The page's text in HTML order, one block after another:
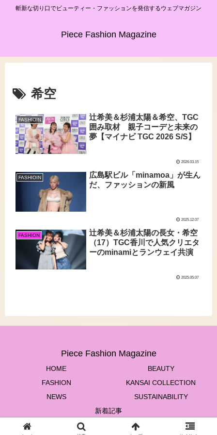
斬新な切り口でビューティー・ファッションを発信するウェブマガジン
Piece Fashion Magazine
希空
FASHIOIN
辻希美＆杉浦太陽＆希空、TGC
囲み取材 親子コーデと未来の
夢【マイナビ TGC 2026 S/S】
2026.03.15
FASHIOIN
広島駅ビル「minamoa」が生ん
だ、ファッションの新風
2025.12.07
FASHION
辻希美＆杉浦太陽の長女・希空
（17）TGC香川で人気クリエタ
ーのminamiとランウェイ共演
2025.05.07
Piece Fashion Magazine
HOME
BEAUTY
FASHION
KANSAI COLLECTION
NEWS
SUSTAINABILITY
新着記事
© 2022 Piece Fashion Magazine.